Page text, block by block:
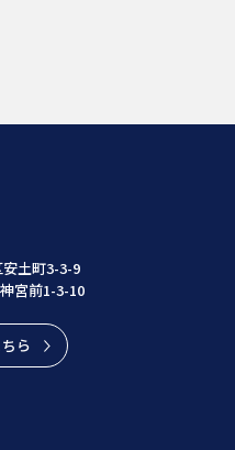
土町3-3-9
宮前1-3-10
ら